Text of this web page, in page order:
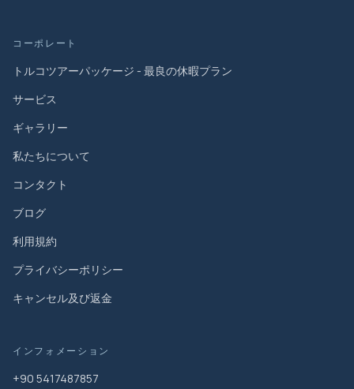
コーポレート
トルコツアーパッケージ - 最良の休暇プラン
サービス
ギャラリー
私たちについて
コンタクト
ブログ
利用規約
プライバシーポリシー
キャンセル及び返金
インフォメーション
+90 5417487857